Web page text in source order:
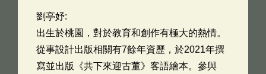
劉亭妤:
出生於桃園，對於教育和創作有極大的熱情。
從事設計出版相關有7餘年資歷，於2021年撰
寫並出版《共下來迎古董》客語繪本。參與